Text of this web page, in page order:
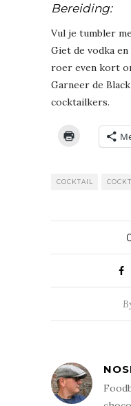
Bereiding:
Vul je tumbler
Giet de vodka
roer even kort
Garneer de
cocktailkers.
COCKTAIL